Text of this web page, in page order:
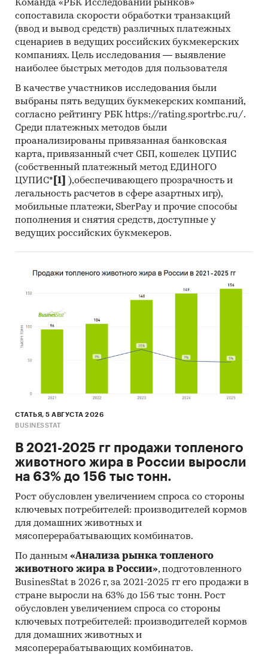
известных технологий для
внутреннего рынка.
Отрасль
экономики
Агропромышленный комплекс.
Переработка масличных и
бобовых.
Суть проекта
Строительство завода с
элеваторным комплексом по
переработке (выжимке)
подсолнечника, масличных
(рапс) и бобовых (соя) культур в
высококачественное масло:
емкость элеваторного
комплекса –*** тыс.тонн;
номинальная мощность МЭЗ
– *** тыс.тонн по сырью в
год;
производство масла (соя,
тонн / год
(***%);
производство масла
*** тыс.тонн / год (***%);
Площадь
комплекса
Общая площадь земельного
участка – ***га.
Инвестор
проекта
ООО «Инвестор».
Инициатор
проекта
ООО «Инициатор».
Поставщик
оборудования
*** (Китай).
Анализ рынка
По данным Росстата, в 2020 году
российскими производителями
было произведено***
Команда «РБК Исследований рынков»
сопоставила скорости обработки транзакций
(ввод и вывод средств) различных платежных
сценариев в ведущих российских букмекерских
компаниях. Цель исследования — выявление
наиболее быстрых методов для пользователя
В качестве участников исследования были
выбраны пять ведущих букмекерских компаний,
согласно рейтингу РБК https://rating.sportrbc.ru/.
Среди платежных методов были
проанализированы привязанная банковская
карта, привязанный счет СБП, кошелек ЦУПИС
(собственный платежный метод ЕДИНОГО
ЦУПИС* [1]
),обеспечивающего прозрачность и
легальность расчетов в сфере азартных игр),
мобильные платежи, SberPay и прочие способы
пополнения и снятия средств, доступные у
ведущих российских букмекеров.
СТАТЬЯ, 5 АВГУСТА 2026
BUSINESSTAT
В 2021-2025 гг продажи топленого
животного жира в России выросли
на 63% до 156 тыс тонн.
Рост обусловлен увеличением спроса со стороны
ключевых потребителей: производителей кормов
для домашних животных и
мясоперерабатывающих комбинатов.
По данным «Анализа рынка топленого
животного жира в России», подготовленного
BusinesStat в 2026 г, за 2021-2025 гг его продажи в
стране выросли на 63% до 156 тыс тонн. Рост
обусловлен увеличением спроса со стороны
ключевых потребителей: производителей кормов
для домашних животных и
мясоперерабатывающих комбинатов.